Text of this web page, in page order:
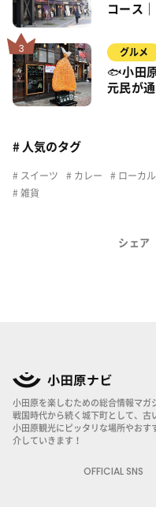
コース
グルメ
🐟小田
元民が
# 人気のタグ
スイーツ カレー ローカ
雑貨
シェア
小田原を楽しむための総合情報マガ
戦国時代から続く城下町として、古
小田原観光にピッタリな場所やおす
介していきます！
OFFICIAL SNS